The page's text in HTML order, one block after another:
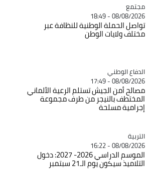
Catégorie
مجتمع
08/08/2026 - 18:49
تواصل الحملة الوطنية للنظافة عبر
مختلف ولايات الوطن
Catégorie
الدفاع الوطني
08/08/2026 - 17:49
مصالح أمن الجيش تستلم الرعية الألماني
المختطف بالنيجر من طرف مجموعة
إجرامية مسلحة
Catégorie
التربية
08/08/2026 - 16:22
الموسم الدراسي 2026- 2027: دخول
التلاميذ سيكون يوم الـ21 سبتمبر